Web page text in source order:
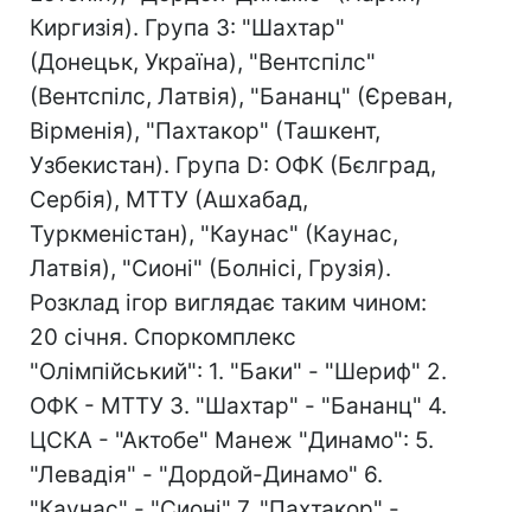
Киргизія). Група З: "Шахтар"
(Донецьк, Україна), "Вентспілс"
(Вентспілс, Латвія), "Бананц" (Єреван,
Вірменія), "Пахтакор" (Ташкент,
Узбекистан). Група D: ОФК (Бєлград,
Сербія), МТТУ (Ашхабад,
Туркменістан), "Каунас" (Каунас,
Латвія), "Сионі" (Болнісі, Грузія).
Розклад ігор виглядає таким чином:
20 січня. Споркомплекс
"Олімпійський": 1. "Баки" - "Шериф" 2.
ОФК - МТТУ 3. "Шахтар" - "Бананц" 4.
ЦСКА - "Актобе" Манеж "Динамо": 5.
"Левадія" - "Дордой-Динамо" 6.